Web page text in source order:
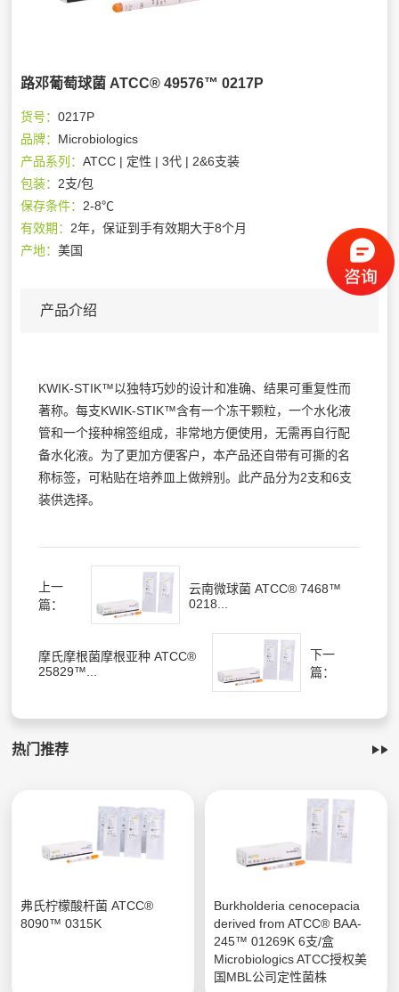
路邓葡萄球菌 ATCC® 49576™ 0217P
货号：0217P
品牌： Microbiologics
产品系列：ATCC | 定性 | 3代 | 2&6支装
包装： 2支/包
保存条件： 2-8℃
有效期： 2年，保证到手有效期大于8个月
产地：美国
产品介绍
KWIK-STIK™以独特巧妙的设计和准确、结果可重复性而
著称。每支KWIK-STIK™含有一个冻干颗粒，一个水化液
管和一个接种棉签组成，非常地方便使用，无需再自行配
备水化液。为了更加方便客户，本产品还自带有可撕的名
称标签，可粘贴在培养皿上做辨别。此产品分为2支和6支
装供选择。
上一
篇：
云南微球菌 ATCC® 7468™
0218...
摩氏摩根菌摩根亚种 ATCC®
25829™...
下一
篇：
热门推荐
弗氏柠檬酸杆菌 ATCC®
8090™ 0315K
Burkholderia cenocepacia
derived from ATCC® BAA-
245™ 01269K 6支/盒
Microbiologics ATCC授权美
国MBL公司定性菌株